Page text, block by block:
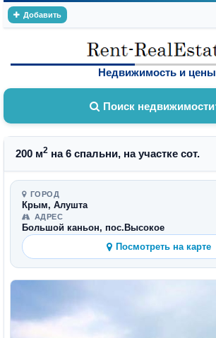
Добавить
Недвижимость и цены
Поиск недвижимости
200 м2 на 6 спальни, на участке сот.
ГОРОД
Крым, Алушта
АДРЕС
Большой каньон, пос.Высокое
Посмотреть на карте